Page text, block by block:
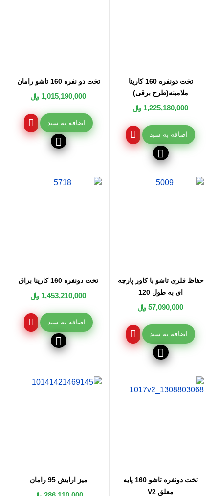
تخت دونفره 160 کارینا
ملامینه(طرح برقی)
1,225,180,000 ﷼
اضافه به سبد
تخت دو نفره 160 تاشو رامان
1,015,190,000 ﷼
اضافه به سبد
حفاظ فلزی تاشو با کاور پارچه
ای به طول 120
57,090,000 ﷼
اضافه به سبد
تخت دونفره 160 کارینا براق
1,453,210,000 ﷼
اضافه به سبد
تخت دونفره تاشو 160 پایه
معلق V2
میز ارایش 95 رامان